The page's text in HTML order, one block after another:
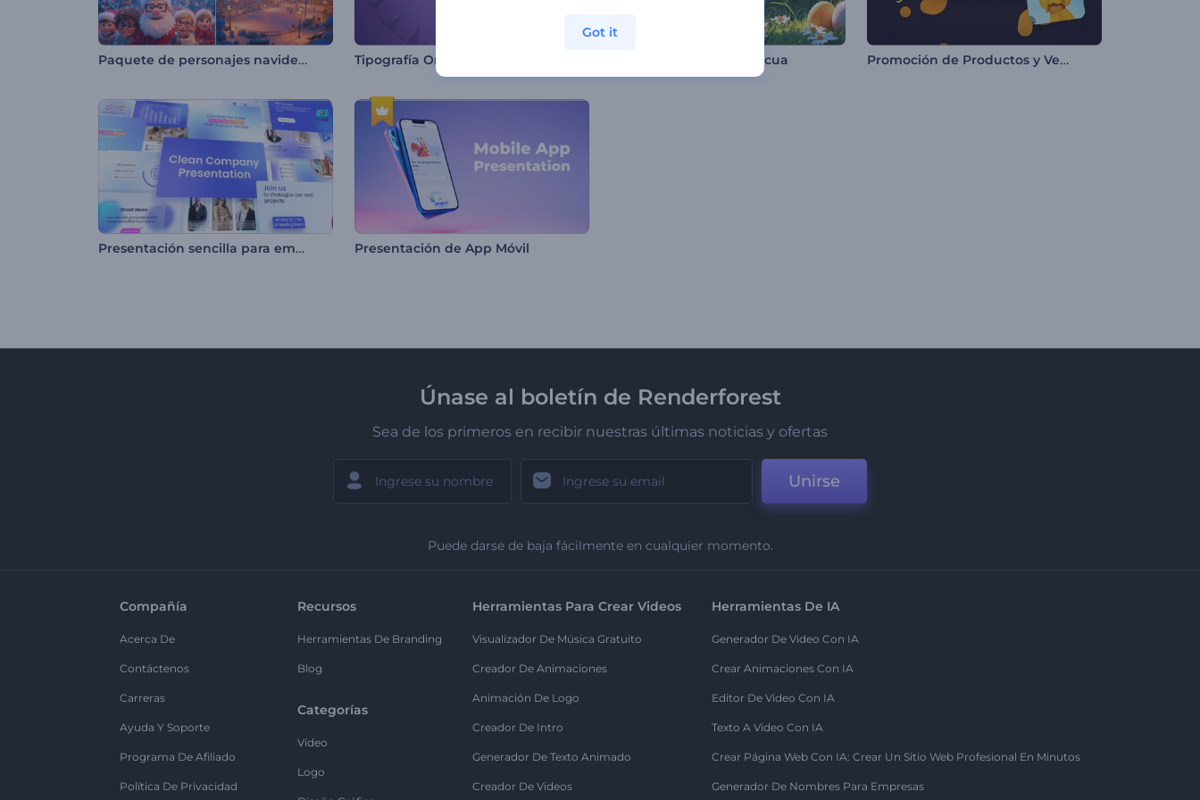
Paquete de personajes navideños amables Tipografía Orgánica Animaciones 3D de Pascua Promoción de Productos y Ventas al por Menor
Presentación sencilla para empresas Presentación de App Móvil
Únase al boletín de Renderforest
Sea de los primeros en recibir nuestras últimas noticias y ofertas
Unirse
Puede darse de baja fácilmente en cualquier momento.
Compañía
Acerca De
Contáctenos
Carreras
Ayuda Y Soporte
Programa De Afiliado
Política De Privacidad
Recursos
Herramientas De Branding
Blog
Categorías
Vídeo
Logo
Herramientas Para Crear Videos
Visualizador De Música Gratuito
Creador De Animaciones
Animación De Logo
Creador De Intro
Generador De Texto Animado
Creador De Videos
Herramientas De IA
Generador De Video Con IA
Crear Animaciones Con IA
Editor De Video Con IA
Texto A Video Con IA
Crear Página Web Con IA: Crear Un Sitio Web Profesional En Minutos
Generador De Nombres Para Empresas
Got it